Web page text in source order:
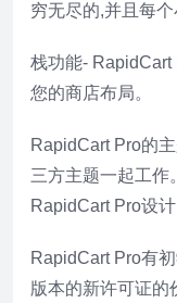
穷无尽的,并且每
栈功能- RapidCart
您的商店布局。
RapidCart Pro的
三方主题一起工作
RapidCart Pro设
RapidCart Pro有
版本的新许可证的